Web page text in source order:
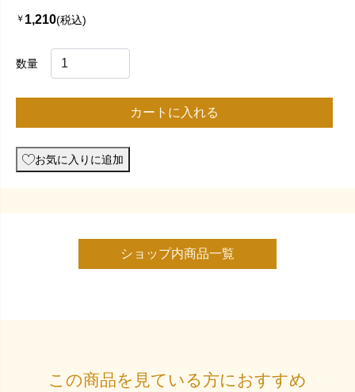
￥ 1,210(税込)
数量
カートに入れる
お気に入りに追加
ショップ内商品一覧
この商品を見ている方におすすめ